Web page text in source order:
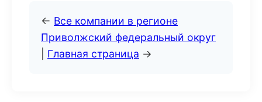
← Все компании в регионе
Приволжский федеральный округ
Главная страница →